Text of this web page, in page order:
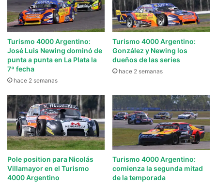
Turismo 4000 Argentino:
José Luis Newing dominó de
punta a punta en La Plata la
7ª fecha
hace 2 semanas
Turismo 4000 Argentino:
González y Newing los
dueños de las series
hace 2 semanas
Pole position para Nicolás
Villamayor en el Turismo
4000 Argentino
Turismo 4000 Argentino:
comienza la segunda mitad
de la temporada